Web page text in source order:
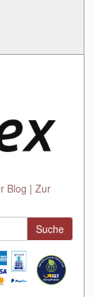
Blog
Zur
Suche